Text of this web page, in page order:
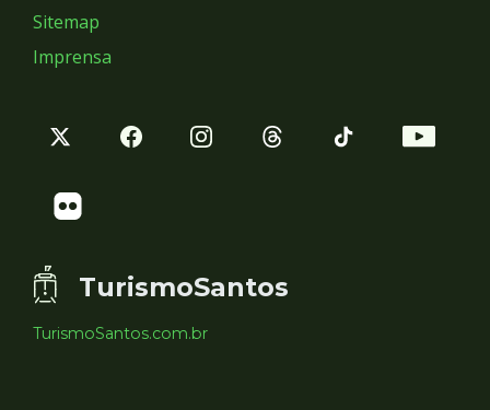
Sitemap
Imprensa
TurismoSantos
TurismoSantos.com.br